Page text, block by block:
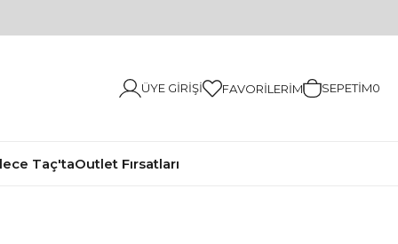
ÜYE GIRIŞI FAVORILERIM SEPETIM0
Taç'taOutlet Fırsatları